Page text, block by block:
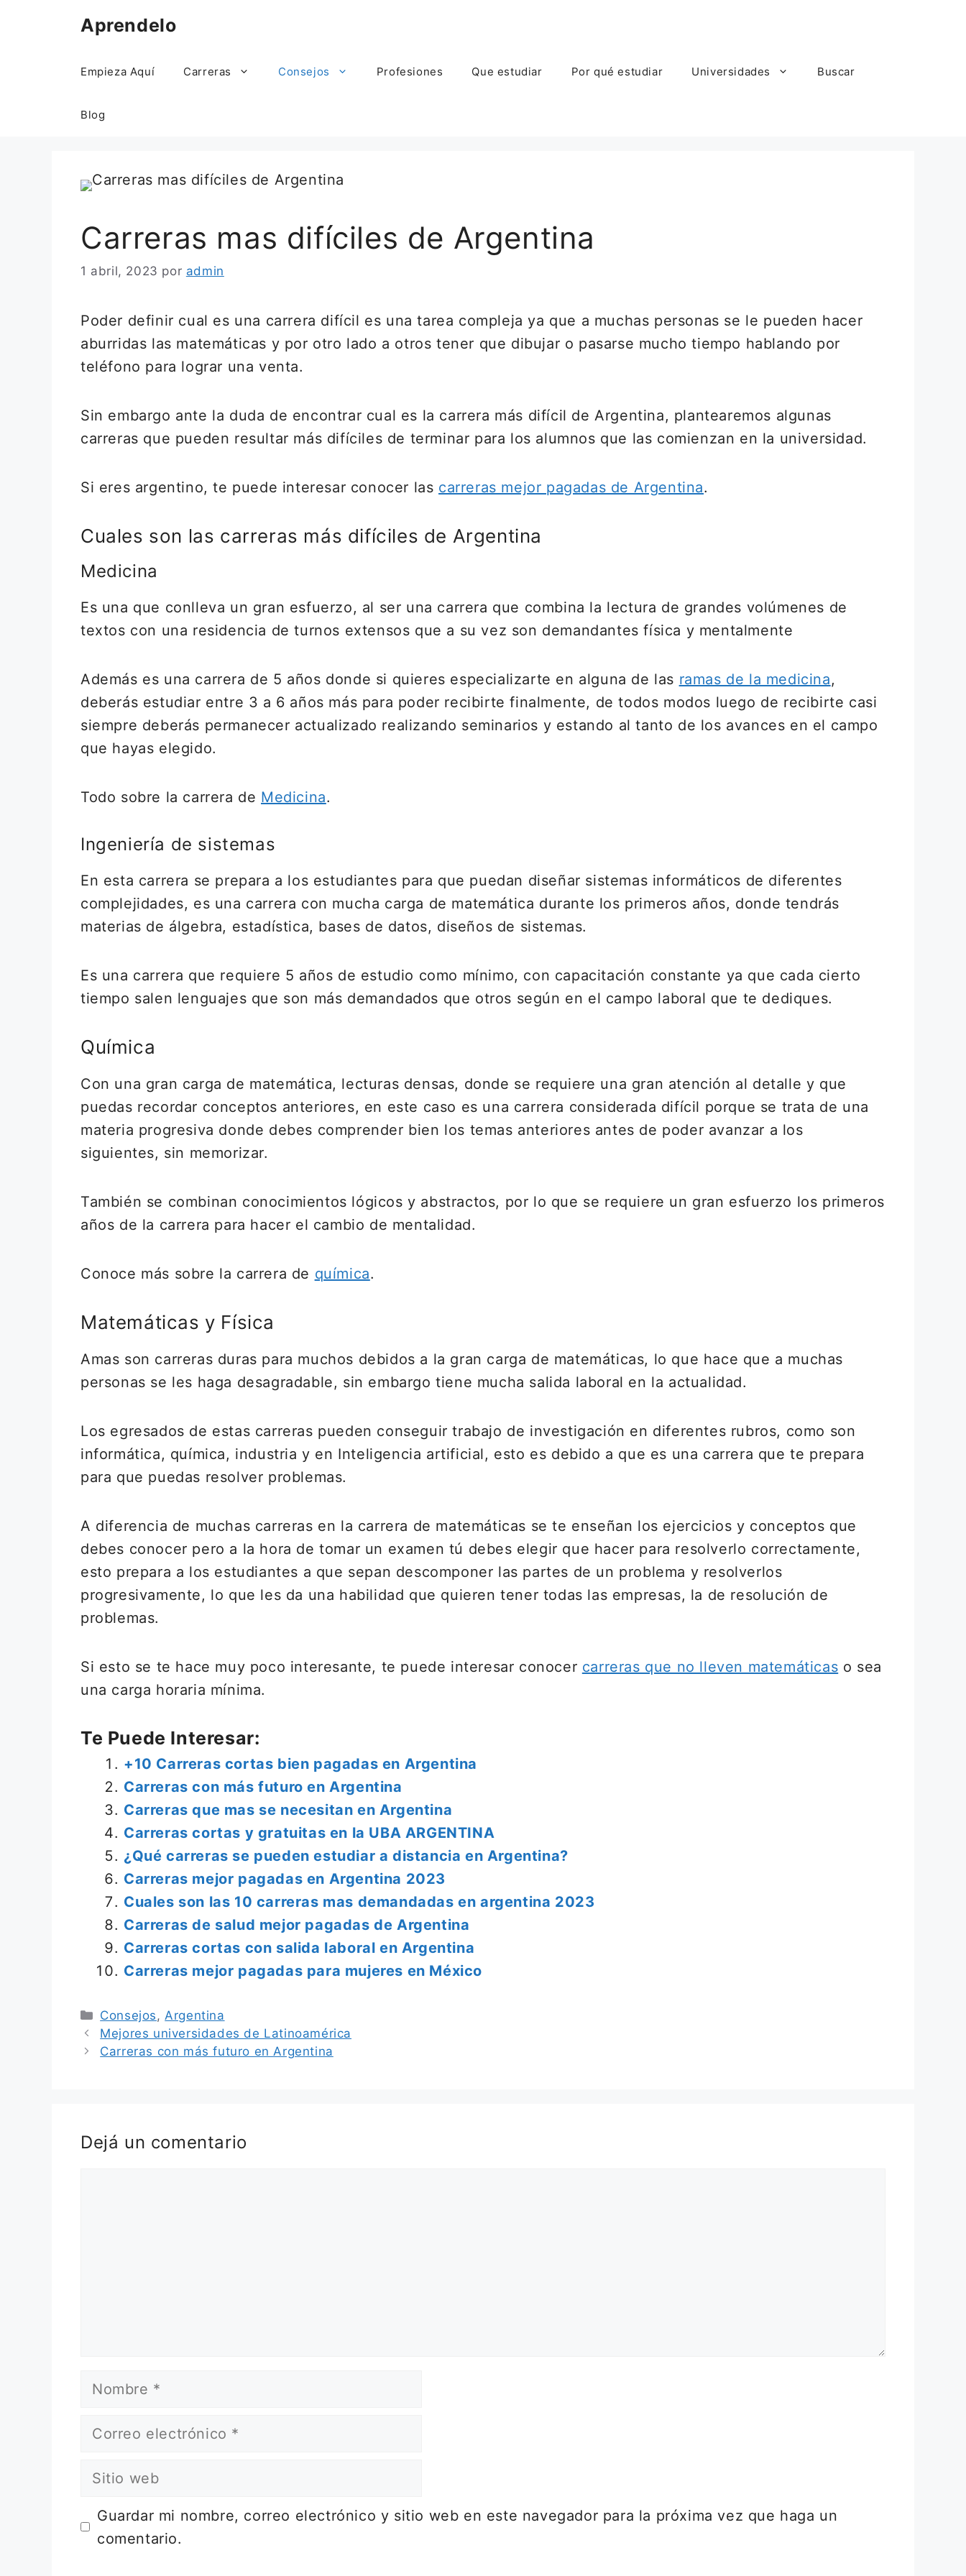
Aprendelo
Empieza Aquí Carreras Consejos Profesiones Que estudiar Por qué estudiar Universidades Buscar
Blog
Carreras mas difíciles de Argentina
1 abril, 2023 por admin
Poder definir cual es una carrera difícil es una tarea compleja ya que a muchas personas se le pueden hacer
aburridas las matemáticas y por otro lado a otros tener que dibujar o pasarse mucho tiempo hablando por
teléfono para lograr una venta.
Sin embargo ante la duda de encontrar cual es la carrera más difícil de Argentina, plantearemos algunas
carreras que pueden resultar más difíciles de terminar para los alumnos que las comienzan en la universidad.
Si eres argentino, te puede interesar conocer las carreras mejor pagadas de Argentina.
Cuales son las carreras más difíciles de Argentina
Medicina
Es una que conlleva un gran esfuerzo, al ser una carrera que combina la lectura de grandes volúmenes de
textos con una residencia de turnos extensos que a su vez son demandantes física y mentalmente
Además es una carrera de 5 años donde si quieres especializarte en alguna de las ramas de la medicina,
deberás estudiar entre 3 a 6 años más para poder recibirte finalmente, de todos modos luego de recibirte casi
siempre deberás permanecer actualizado realizando seminarios y estando al tanto de los avances en el campo
que hayas elegido.
Todo sobre la carrera de Medicina.
Ingeniería de sistemas
En esta carrera se prepara a los estudiantes para que puedan diseñar sistemas informáticos de diferentes
complejidades, es una carrera con mucha carga de matemática durante los primeros años, donde tendrás
materias de álgebra, estadística, bases de datos, diseños de sistemas.
Es una carrera que requiere 5 años de estudio como mínimo, con capacitación constante ya que cada cierto
tiempo salen lenguajes que son más demandados que otros según en el campo laboral que te dediques.
Química
Con una gran carga de matemática, lecturas densas, donde se requiere una gran atención al detalle y que
puedas recordar conceptos anteriores, en este caso es una carrera considerada difícil porque se trata de una
materia progresiva donde debes comprender bien los temas anteriores antes de poder avanzar a los
siguientes, sin memorizar.
También se combinan conocimientos lógicos y abstractos, por lo que se requiere un gran esfuerzo los primeros
años de la carrera para hacer el cambio de mentalidad.
Conoce más sobre la carrera de química.
Matemáticas y Física
Amas son carreras duras para muchos debidos a la gran carga de matemáticas, lo que hace que a muchas
personas se les haga desagradable, sin embargo tiene mucha salida laboral en la actualidad.
Los egresados de estas carreras pueden conseguir trabajo de investigación en diferentes rubros, como son
informática, química, industria y en Inteligencia artificial, esto es debido a que es una carrera que te prepara
para que puedas resolver problemas.
A diferencia de muchas carreras en la carrera de matemáticas se te enseñan los ejercicios y conceptos que
debes conocer pero a la hora de tomar un examen tú debes elegir que hacer para resolverlo correctamente,
esto prepara a los estudiantes a que sepan descomponer las partes de un problema y resolverlos
progresivamente, lo que les da una habilidad que quieren tener todas las empresas, la de resolución de
problemas.
Si esto se te hace muy poco interesante, te puede interesar conocer carreras que no lleven matemáticas o sea
una carga horaria mínima.
Te Puede Interesar:
+10 Carreras cortas bien pagadas en Argentina
Carreras con más futuro en Argentina
Carreras que mas se necesitan en Argentina
Carreras cortas y gratuitas en la UBA ARGENTINA
¿Qué carreras se pueden estudiar a distancia en Argentina?
Carreras mejor pagadas en Argentina 2023
Cuales son las 10 carreras mas demandadas en argentina 2023
Carreras de salud mejor pagadas de Argentina
Carreras cortas con salida laboral en Argentina
Carreras mejor pagadas para mujeres en México
Categorías
Consejos , Argentina
Mejores universidades de Latinoamérica
Carreras con más futuro en Argentina
Dejá un comentario
Nombre
Correo
Sitio
Guardar mi nombre, correo electrónico y sitio web en este navegador para la próxima vez que haga un
comentario.